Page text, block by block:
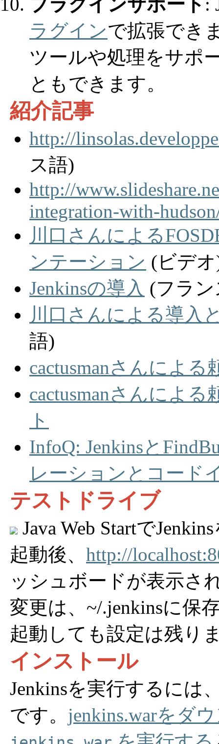
ラグインで拡張でき
ツールや処理をサポ
ともできます。
紹介記事
http://
ス語)
http://
integration-with-
川口さんによる
ンテーション (ビデ
Jenkinsの導入 (フラ
川口さんによる導入
語)
cactusmanさんによる
cactusmanさんによ
ト
InfoQ: Jenkinsと
レーションとコード
テストドライブ
Java Web Startで
起動後、 http://
ッシュボードが表示さ
変更は、~/.jenkinsに保
起動しても設定は残り
インストール
Jenkinsを実行するには
です。 jenkins.warをダ